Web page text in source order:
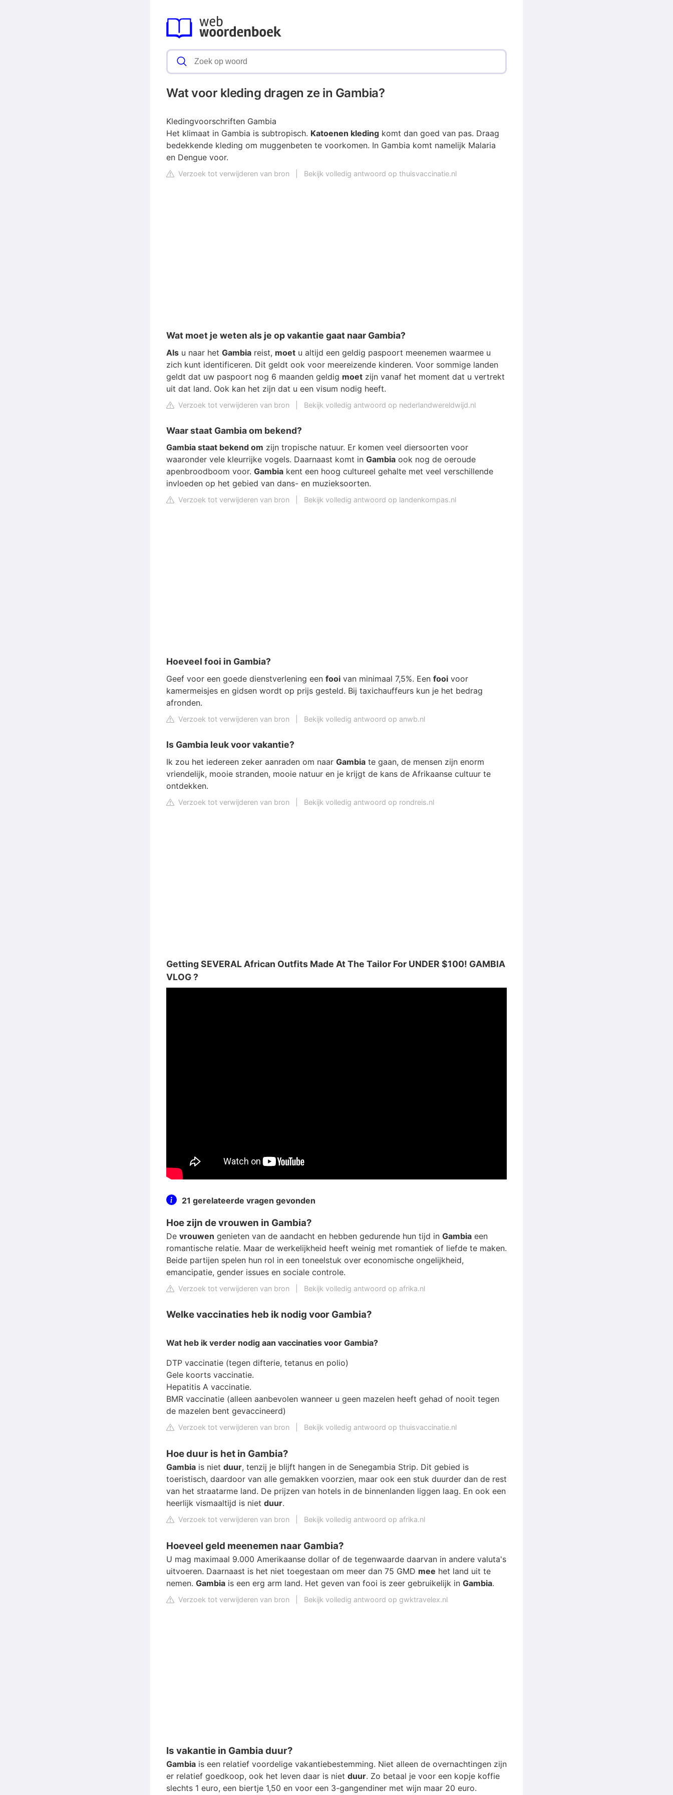
Wat voor kleding dragen ze in Gambia?
Kledingvoorschriften Gambia
Het klimaat in Gambia is subtropisch. Katoenen kleding komt dan goed van pas. Draag
bedekkende kleding om muggenbeten te voorkomen. In Gambia komt namelijk Malaria
en Dengue voor.
Verzoek tot verwijderen van bron Bekijk volledig antwoord op thuisvaccinatie.nl
Wat moet je weten als je op vakantie gaat naar Gambia?
Als u naar het Gambia reist, moet u altijd een geldig paspoort meenemen waarmee u
zich kunt identificeren. Dit geldt ook voor meereizende kinderen. Voor sommige landen
geldt dat uw paspoort nog 6 maanden geldig moet zijn vanaf het moment dat u vertrekt
uit dat land. Ook kan het zijn dat u een visum nodig heeft.
Verzoek tot verwijderen van bron Bekijk volledig antwoord op nederlandwereldwijd.nl
Waar staat Gambia om bekend?
Gambia staat bekend om zijn tropische natuur. Er komen veel diersoorten voor
waaronder vele kleurrijke vogels. Daarnaast komt in Gambia ook nog de oeroude
apenbroodboom voor. Gambia kent een hoog cultureel gehalte met veel verschillende
invloeden op het gebied van dans- en muzieksoorten.
Verzoek tot verwijderen van bron Bekijk volledig antwoord op landenkompas.nl
Hoeveel fooi in Gambia?
Geef voor een goede dienstverlening een fooi van minimaal 7,5%. Een fooi voor
kamermeisjes en gidsen wordt op prijs gesteld. Bij taxichauffeurs kun je het bedrag
afronden.
Verzoek tot verwijderen van bron Bekijk volledig antwoord op anwb.nl
Is Gambia leuk voor vakantie?
Ik zou het iedereen zeker aanraden om naar Gambia te gaan, de mensen zijn enorm
vriendelijk, mooie stranden, mooie natuur en je krijgt de kans de Afrikaanse cultuur te
ontdekken.
Verzoek tot verwijderen van bron Bekijk volledig antwoord op rondreis.nl
Getting SEVERAL African Outfits Made At The Tailor For UNDER $100! GAMBIA
VLOG ?
21 gerelateerde vragen gevonden
Hoe zijn de vrouwen in Gambia?
De vrouwen genieten van de aandacht en hebben gedurende hun tijd in Gambia een
romantische relatie. Maar de werkelijkheid heeft weinig met romantiek of liefde te maken.
Beide partijen spelen hun rol in een toneelstuk over economische ongelijkheid,
emancipatie, gender issues en sociale controle.
Verzoek tot verwijderen van bron Bekijk volledig antwoord op afrika.nl
Welke vaccinaties heb ik nodig voor Gambia?
Wat heb ik verder nodig aan vaccinaties voor Gambia?
DTP vaccinatie (tegen difterie, tetanus en polio)
Gele koorts vaccinatie.
Hepatitis A vaccinatie.
BMR vaccinatie (alleen aanbevolen wanneer u geen mazelen heeft gehad of nooit tegen
de mazelen bent gevaccineerd)
Verzoek tot verwijderen van bron Bekijk volledig antwoord op thuisvaccinatie.nl
Hoe duur is het in Gambia?
Gambia is niet duur, tenzij je blijft hangen in de Senegambia Strip. Dit gebied is
toeristisch, daardoor van alle gemakken voorzien, maar ook een stuk duurder dan de rest
van het straatarme land. De prijzen van hotels in de binnenlanden liggen laag. En ook een
heerlijk vismaaltijd is niet duur.
Verzoek tot verwijderen van bron Bekijk volledig antwoord op afrika.nl
Hoeveel geld meenemen naar Gambia?
U mag maximaal 9.000 Amerikaanse dollar of de tegenwaarde daarvan in andere valuta's
uitvoeren. Daarnaast is het niet toegestaan om meer dan 75 GMD mee het land uit te
nemen. Gambia is een erg arm land. Het geven van fooi is zeer gebruikelijk in Gambia.
Verzoek tot verwijderen van bron Bekijk volledig antwoord op gwktravelex.nl
Is vakantie in Gambia duur?
Gambia is een relatief voordelige vakantiebestemming. Niet alleen de overnachtingen zijn
er relatief goedkoop, ook het leven daar is niet duur. Zo betaal je voor een kopje koffie
slechts 1 euro, een biertje 1,50 en voor een 3-gangendiner met wijn maar 20 euro.